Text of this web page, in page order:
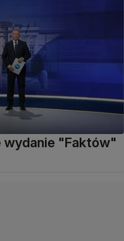
wydanie "Faktów"